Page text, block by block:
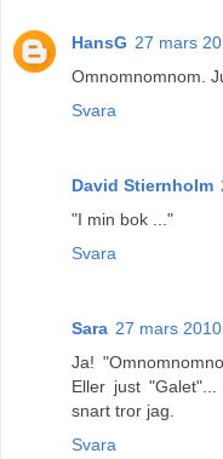
HansG 27 mars
Omnomnomnom.
Svara
David Stiernholm
"I min bok ..."
Svara
Sara 27 mars
Ja!
Eller just
snart tror jag.
Svara